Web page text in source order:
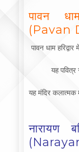
पावन
(Pavan
पावन धाम
यह
यह मंदिर कलात्मक
नारायण